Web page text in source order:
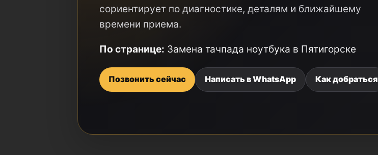
сориентирует по диагностике, деталям и ближайшему
времени приема.
По странице: Замена тачпада ноутбука в Пятигорске
Позвонить сейчас Написать в WhatsApp Как добраться